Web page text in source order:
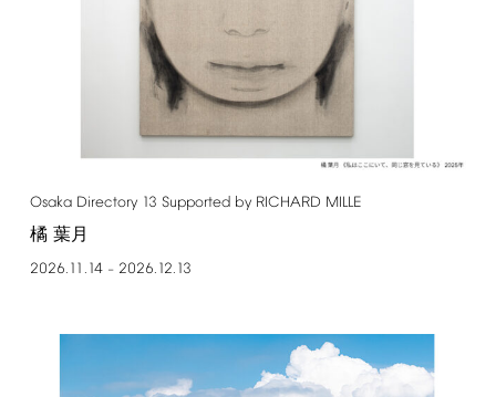
Osaka Directory 13 Supported by RICHARD MILLE
橘 葉月
2026.11.14– 2026.12.13